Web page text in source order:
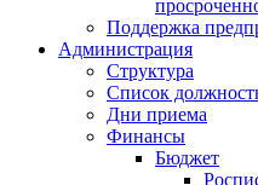
Поддержка
Администрация
Структура
Список
Дни приема
Финансы
Бюджет